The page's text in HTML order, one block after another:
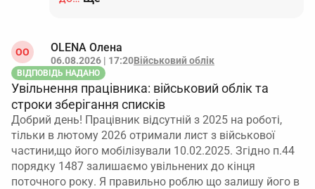
ОO OLENA Олена
06.08.2026 | 17:20Військовий облік
ВІДПОВІДЬ НАДАНО
Увільнення працівника: військовий облік та
строки зберігання списків
Добрий день! Працівник відсутній з 2025 на роботі,
тільки в лютому 2026 отримали лист з військової
частини,що його мобілізували 10.02.2025. Згідно п.44
порядку 1487 залишаємо увільнених до кінця
поточного року. Я правильно роблю що залишу його в